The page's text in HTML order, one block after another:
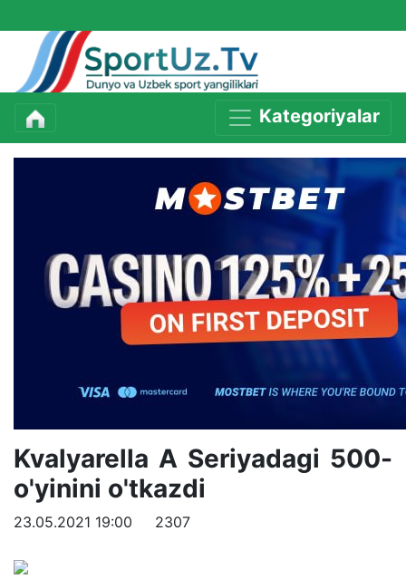
Kategoriyalar
Kvalyarella A Seriyadagi 500-
o'yinini o'tkazdi
23.05.2021 19:00 2307